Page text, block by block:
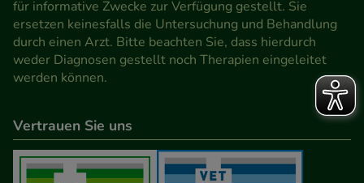
Werbung auf Drittseiten möglichst relevant für Sie
zu gestalten. Bitte beachten Sie, dass Daten hierfür
teilweise an Dritte wie z.B. Google oder soziale
Medien übertragen werden.
für informative Zwecke zur Verfügung gestellt. Sie
ersetzen keinesfalls die Untersuchung und Behandlung
durch einen Arzt. Bitte beachten Sie, dass hierdurch
weder Diagnosen gestellt noch Therapien eingeleitet
werden können.
Vertrauen Sie uns